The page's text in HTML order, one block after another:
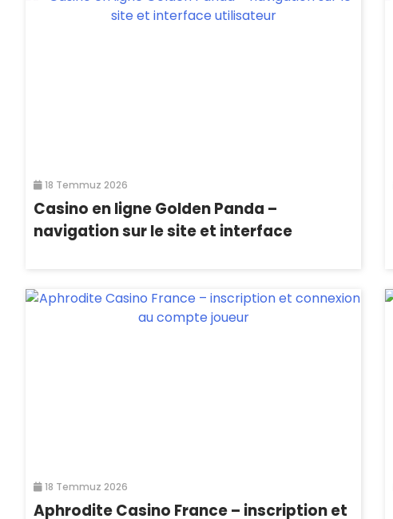
18 Temmuz 2026
Casino en ligne Golden Panda –
navigation sur le site et interface
18 Temmuz 2026
Aphrodite Casino France – inscription et